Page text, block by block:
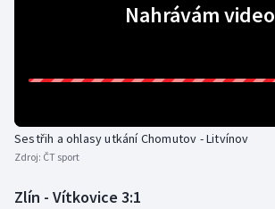
Nahrávám video
Sestřih a ohlasy utkání Chomutov - Litvínov
Zdroj: ČT sport
Zlín - Vítkovice 3:1